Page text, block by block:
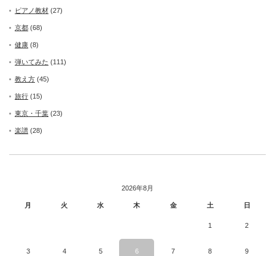
ピアノ教材 (27)
京都 (68)
健康 (8)
弾いてみた (111)
教え方 (45)
旅行 (15)
東京・千葉 (23)
楽譜 (28)
2026年8月
月 火 水 木 金 土 日
1 2
3 4 5 6 7 8 9